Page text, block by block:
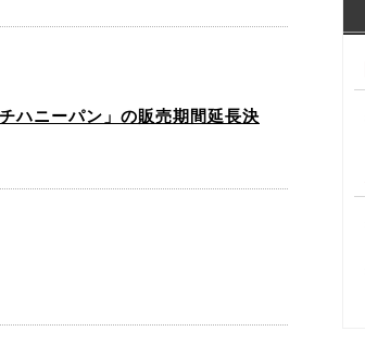
ハニーパン」の販売期間延長決